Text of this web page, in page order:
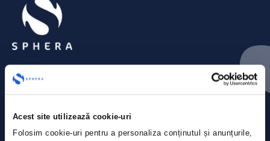
Acest site utilizează cookie-uri
Folosim cookie-uri pentru a personaliza conținutul și anunțurile,